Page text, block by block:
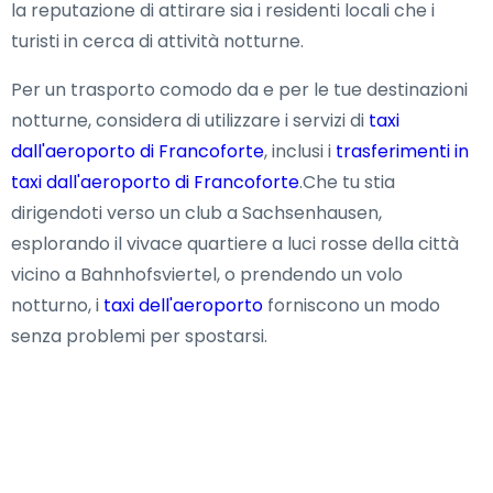
la reputazione di attirare sia i residenti locali che i
turisti in cerca di attività notturne.
Per un trasporto comodo da e per le tue destinazioni
notturne, considera di utilizzare i servizi di taxi
dall'aeroporto di Francoforte, inclusi i trasferimenti in
taxi dall'aeroporto di Francoforte.Che tu stia
dirigendoti verso un club a Sachsenhausen,
esplorando il vivace quartiere a luci rosse della città
vicino a Bahnhofsviertel, o prendendo un volo
notturno, i taxi dell'aeroporto forniscono un modo
senza problemi per spostarsi.